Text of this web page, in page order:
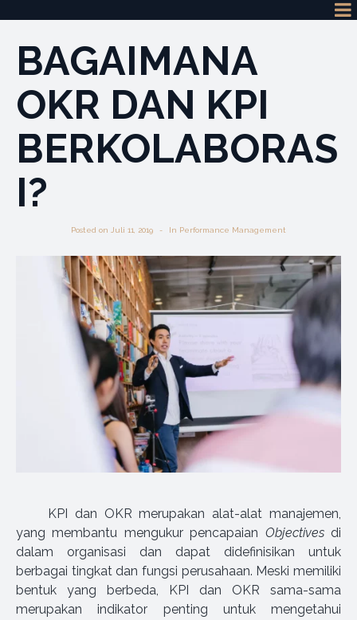
BAGAIMANA
OKR DAN KPI
BERKOLABORAS
I?
Posted on Juli 11, 2019 In Performance Management
KPI dan OKR merupakan alat-alat manajemen,
yang membantu mengukur pencapaian Objectivesdi
dalam organisasi dan dapat didefinisikan untuk
berbagai tingkat dan fungsi perusahaan. Meski memiliki
bentuk yang berbeda, KPI dan OKR sama-sama
merupakan indikator penting untuk mengetahui